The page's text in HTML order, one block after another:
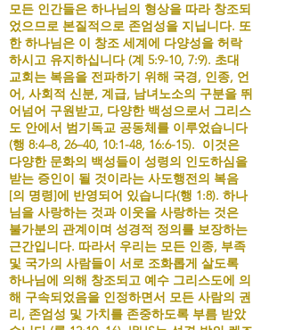
모든 인간들은 하나님의 형상을 따라 창조되
었으므로 본질적으로 존엄성을 지닙니다. 또
한 하나님은 이 창조 세계에 다양성을 허락
하시고 유지하십니다 (계 5:9-10, 7:9). 초대
교회는 복음을 전파하기 위해 국경, 인종, 언
어, 사회적 신분, 계급, 남녀노소의 구분을 뛰
어넘어 구원받고, 다양한 백성으로서 그리스
도 안에서 범기독교 공동체를 이루었습니다
(행 8:4–8, 26–40, 10:1-48, 16:6-15). 이것은
다양한 문화의 백성들이 성령의 인도하심을
받는 증인이 될 것이라는 사도행전의 복음
[의 명령]에 반영되어 있습니다(행 1:8). 하나
님을 사랑하는 것과 이웃을 사랑하는 것은
불가분의 관계이며 성경적 정의를 보장하는
근간입니다. 따라서 우리는 모든 인종, 부족
및 국가의 사람들이 서로 조화롭게 살도록
하나님에 의해 창조되고 예수 그리스도에 의
해 구속되었음을 인정하면서 모든 사람의 권
리, 존엄성 및 가치를 존중하도록 부름 받았